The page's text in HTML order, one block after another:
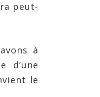
peut-
à
d’une
le